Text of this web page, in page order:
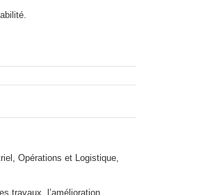
Opérations et Logistique,
travaux, l’amélioration